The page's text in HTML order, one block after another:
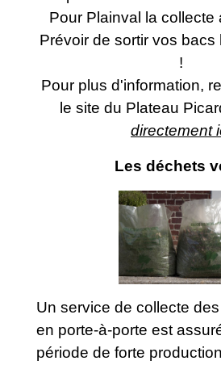
Pour Plainval la collecte
Prévoir de sortir vos bacs
!
Pour plus d'information,
le site du Plateau
directement
Les déchets
Un service de collecte
en porte-à-porte est
période de forte production